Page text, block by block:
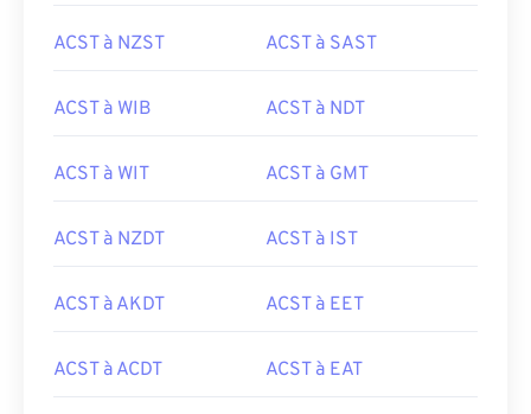
ACST à NZST ACST à SAST
ACST à WIB ACST à NDT
ACST à WIT ACST à GMT
ACST à NZDT ACST à IST
ACST à AKDT ACST à EET
ACST à ACDT ACST à EAT